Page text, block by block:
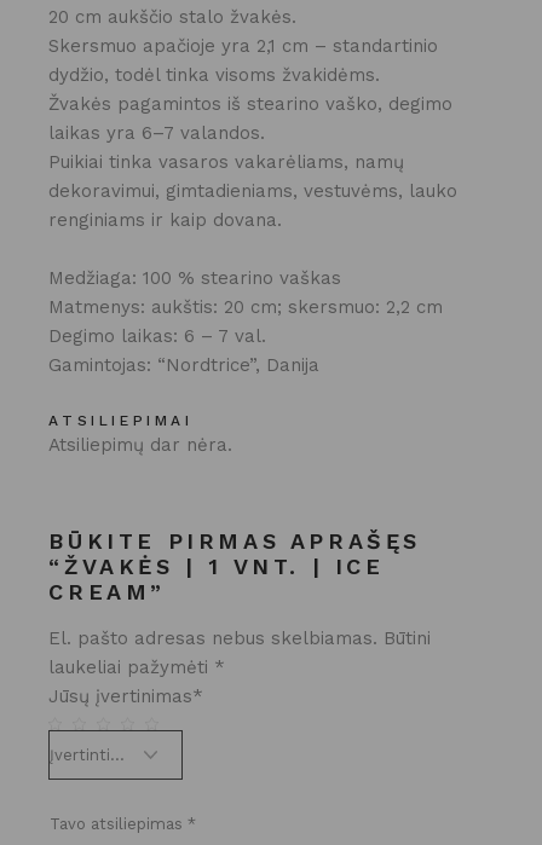
20 cm aukščio stalo žvakės.
Skersmuo apačioje yra 2,1 cm – standartinio
dydžio, todėl tinka visoms žvakidėms.
Žvakės pagamintos iš stearino vaško, degimo
laikas yra 6–7 valandos.
Puikiai tinka vasaros vakarėliams, namų
dekoravimui, gimtadieniams, vestuvėms, lauko
renginiams ir kaip dovana.
Medžiaga: 100 % stearino vaškas
Matmenys: aukštis: 20 cm; skersmuo: 2,2 cm
Degimo laikas: 6 – 7 val.
Gamintojas: “Nordtrice”, Danija
ATSILIEPIMAI
Atsiliepimų dar nėra.
BŪKITE PIRMAS APRAŠĘS
“ŽVAKĖS | 1 VNT. | ICE
CREAM”
El. pašto adresas nebus skelbiamas. Būtini
laukeliai pažymėti *
Jūsų įvertinimas*